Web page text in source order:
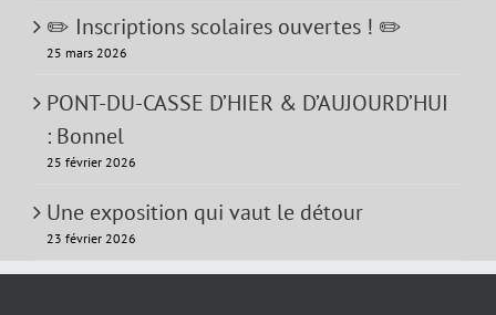
✏️ Inscriptions scolaires ouvertes ! ✏️
25 mars 2026
PONT-DU-CASSE D’HIER & D’AUJOURD’HUI
: Bonnel
25 février 2026
Une exposition qui vaut le détour
23 février 2026